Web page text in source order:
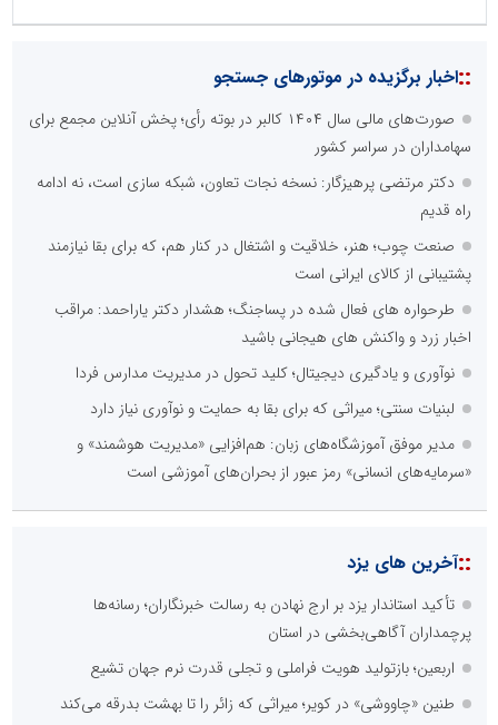
::اخبار برگزیده در موتورهای جستجو
صورت‌های مالی سال ۱۴۰۴ کالبر در بوته رأی؛ پخش آنلاین مجمع برای
سهامداران در سراسر کشور
دکتر مرتضی پرهیزگار: نسخه نجات تعاون، شبکه سازی است، نه ادامه
راه قدیم
صنعت چوب؛ هنر، خلاقیت و اشتغال در کنار هم، که برای بقا نیازمند
پشتیبانی از کالای ایرانی است
طرحواره های فعال شده در پساجنگ؛ هشدار دکتر یاراحمد: مراقب
اخبار زرد و واکنش های هیجانی باشید
نوآوری و یادگیری دیجیتال؛ کلید تحول در مدیریت مدارس فردا
لبنیات سنتی؛ میراثی که برای بقا به حمایت و نوآوری نیاز دارد
مدیر موفق آموزشگاه‌های زبان: هم‌افزایی «مدیریت هوشمند» و
«سرمایه‌های انسانی» رمز عبور از بحران‌های آموزشی است
::آخرین های یزد
تأکید استاندار یزد بر ارج نهادن به رسالت خبرنگاران؛ رسانه‌ها
پرچمداران آگاهی‌بخشی در استان
اربعین؛ بازتولید هویت فراملی و تجلی قدرت نرم جهان تشیع
طنین «چاووشی» در کویر؛ میراثی که زائر را تا بهشت بدرقه می‌کند